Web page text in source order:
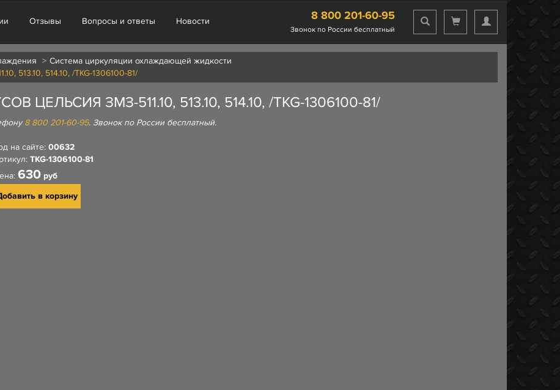
Отзывы Вопросы и ответы Новости 8 800 201-60-95
Звонок по России бесплатный
Система циркуляции охлаждающей жидкости
513.10, 514.10, /TKG-1306100-81/
ЦЕЛЬСИЯ ЗМЗ-511.10, 513.10, 514.10, /TKG-1306100-81/
8 800 201-60-95. Звонок по России бесплатный.
на сайте: 00632
TKG-1306100-81
630 руб
в корзину